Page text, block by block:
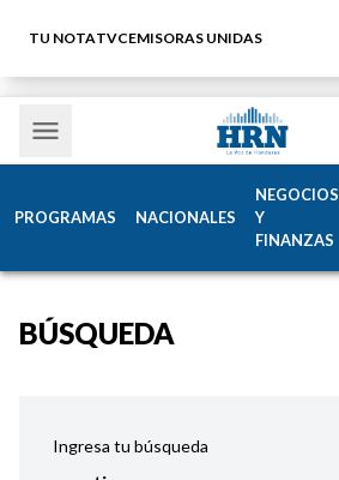
TU NOTATVCEMISORAS UNIDAS
PROGRAMAS NACIONALES
NEGOCIOS
Y
FINANZAS
BÚSQUEDA
Ingresa tu búsqueda